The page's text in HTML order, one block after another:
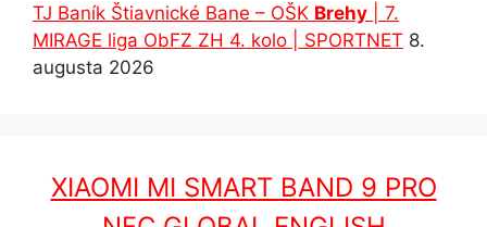
TJ Baník Štiavnické Bane – OŠK Brehy | 7.
MIRAGE liga ObFZ ZH 4. kolo | SPORTNET 8.
augusta 2026
XIAOMI MI SMART BAND 9 PRO